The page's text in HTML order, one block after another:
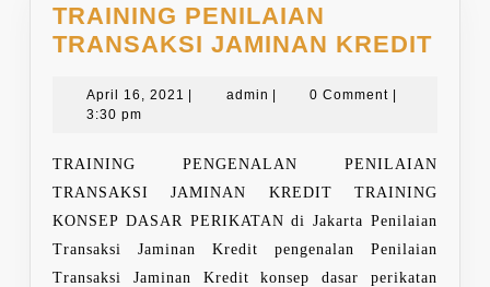
TRAINING PENILAIAN
TRANSAKSI JAMINAN KREDIT
April 16, 2021 April
| admin admin
| 0 Comment |
3:30 pm
TRAINING PENGENALAN PENILAIAN
TRANSAKSI JAMINAN KREDIT TRAINING
KONSEP DASAR PERIKATAN di Jakarta Penilaian
Transaksi Jaminan Kredit pengenalan Penilaian
Transaksi Jaminan Kredit konsep dasar perikatan